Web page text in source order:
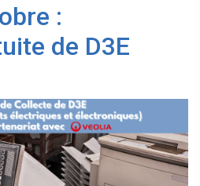
:
de D3E